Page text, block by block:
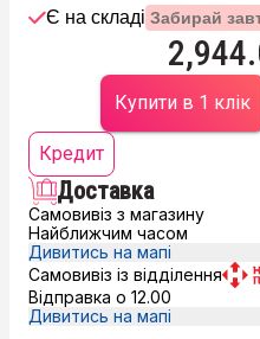
Є на складі Забирай
Купити в 1 клік
Кредит
Доставка
Самовивіз з магазину
Найближчим часом
Дивитись на мапі
Самовивіз із відділення
Відправка о 12.00
Дивитись на мапі